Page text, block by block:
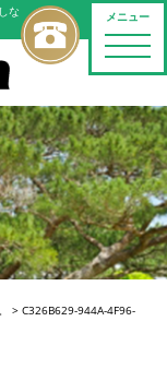
メニュー
toggle
な
> C326B629-944A-4F96-